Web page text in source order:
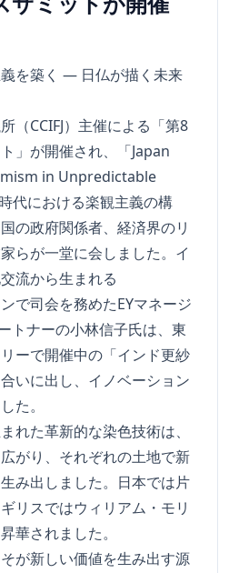
を築く ― 日仏が描く未来
（CCIFJ）主催による「第8
」が開催され、「Japan
in Unpredictable
代における楽観主義の構
の政府関係者、経済界のリ
らが一堂に会しました。イ
流から生まれる
で司会を務めたEYマネージ
トナーの小林信子氏は、東
ーで開催中の「インド更紗
いに出し、イノベーション
た。
れた革新的な染色技術は、
がり、それぞれの土地で新
み出しました。日本では片
リスではウィリアム・モリ
華されました。
が新しい価値を生み出す源